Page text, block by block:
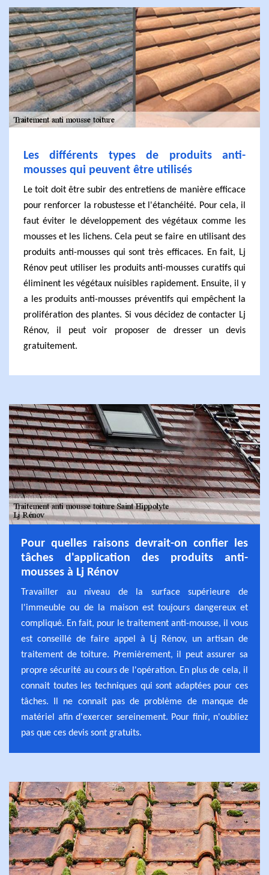
Les différents types de produits anti-
mousses qui peuvent être utilisés
Le toit doit être subir des entretiens de manière efficace
pour renforcer la robustesse et l'étanchéité. Pour cela, il
faut éviter le développement des végétaux comme les
mousses et les lichens. Cela peut se faire en utilisant des
produits anti-mousses qui sont très efficaces. En fait, Lj
Rénov peut utiliser les produits anti-mousses curatifs qui
éliminent les végétaux nuisibles rapidement. Ensuite, il y
a les produits anti-mousses préventifs qui empêchent la
prolifération des plantes. Si vous décidez de contacter Lj
Rénov, il peut voir proposer de dresser un devis
gratuitement.
Pour quelles raisons devrait-on confier les
tâches d'application des produits anti-
mousses à Lj Rénov
Travailler au niveau de la surface supérieure de
l'immeuble ou de la maison est toujours dangereux et
compliqué. En fait, pour le traitement anti-mousse, il vous
est conseillé de faire appel à Lj Rénov, un artisan de
traitement de toiture. Premièrement, il peut assurer sa
propre sécurité au cours de l'opération. En plus de cela, il
connait toutes les techniques qui sont adaptées pour ces
tâches. Il ne connait pas de problème de manque de
matériel afin d'exercer sereinement. Pour finir, n'oubliez
pas que ces devis sont gratuits.